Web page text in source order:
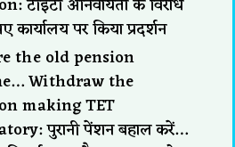
कार्यालय पर किया प्रदर्शन
the old pension
Withdraw the
making TET
पुरानी पेंशन बहाल करें…